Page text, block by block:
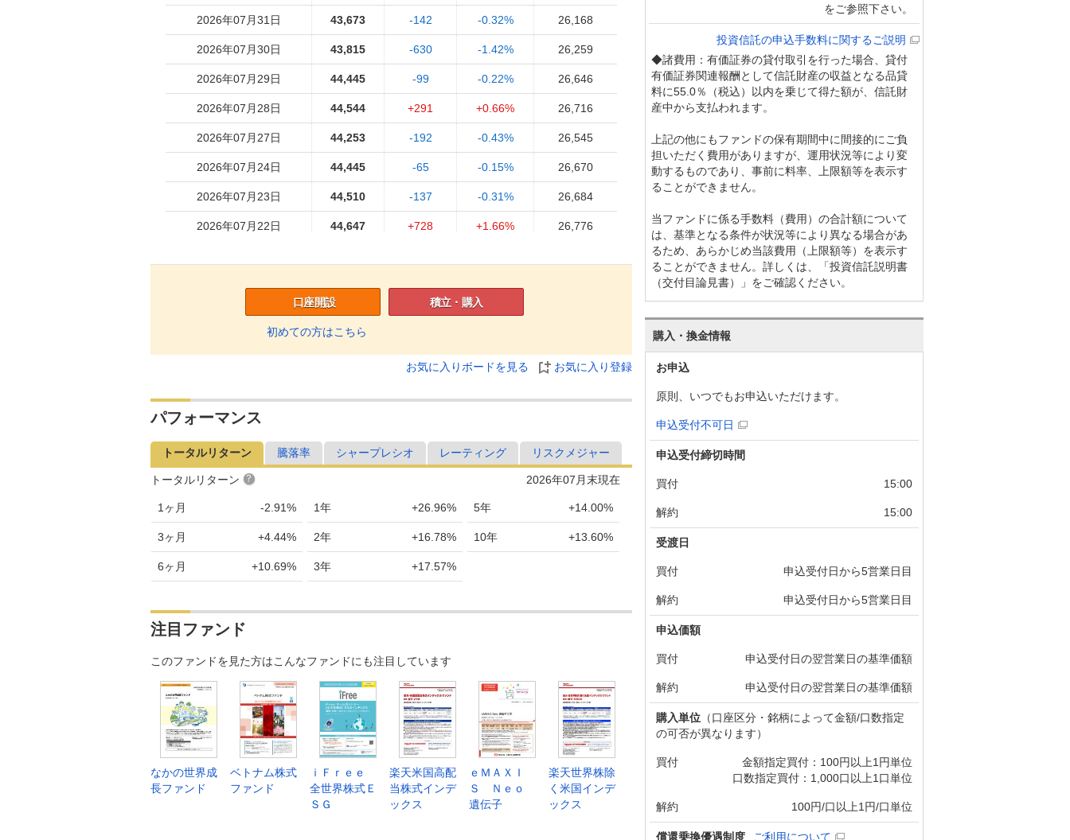
2026年07月31日 43,673 -142 -0.32% 26,168
2026年07月30日 43,815 -630 -1.42% 26,259
2026年07月29日 44,445 -99 -0.22% 26,646
2026年07月28日 44,544 +291 +0.66% 26,716
2026年07月27日 44,253 -192 -0.43% 26,545
2026年07月24日 44,445 -65 -0.15% 26,670
2026年07月23日 44,510 -137 -0.31% 26,684
2026年07月22日 44,647 +728 +1.66% 26,776
2026年07月16日 44,643 +159 +0.36%
-353 -0.79% 26,571
2026年07月13日 44,708 +85 +0.19% 26,764
2026年07月09日 44,250 -344 -0.77% 26,483
2026年07月07日 45,160 +481 +1.08% 27,033
2026年07月06日 44,679 +84 +0.19% 26,745
2026年07月03日 44,595 -527
2026年07月02日 45,122 -225 -0.50% 26,999
2026年07月01日
2026年06月30日 44,981 +433
2026年06月29日 44,548 -69 -0.15% 26,685
2026年06月26日 44,617 +289 +0.65% 26,735
2026年06月25日 44,328 +270 +0.61% 26,568
2026年06月24日 44,058 -678 -1.52% 26,403
口座開設
初めての方はこちら
積立・購入
お気に入りボードを見る お気に入り登録
パフォーマンス
トータルリターン 騰落率 シャープレシオ レーティング リスクメジャー
2026年07月末現在
トータルリターン
1ヶ月 -2.91%
3ヶ月 +4.44%
6ヶ月 +10.69%
1年 +26.96%
2年 +16.78%
3年 +17.57%
5年 +14.00%
10年 +13.60%
注目ファンド
このファンドを見た方はこんなファンドにも注目しています
なかの世界成
長ファンド
ベトナム株式
ファンド
ｉＦｒｅｅ
全世界株式Ｅ
ＳＧ
楽天米国高配
当株式インデ
ックス
ｅＭＡＸＩ
Ｓ Ｎｅｏ
遺伝子
楽天世界株除
く米国インデ
ックス
をご参照下さい。
投資信託の申込手数料に関するご説明
◆諸費用：有価証券の貸付取引を行った場合、貸付
有価証券関連報酬として信託財産の収益となる品貸
料に55.0％（税込）以内を乗じて得た額が、信託財
産中から支払われます。
上記の他にもファンドの保有期間中に間接的にご負
担いただく費用がありますが、運用状況等により変
動するものであり、事前に料率、上限額等を表示す
ることができません。
当ファンドに係る手数料（費用）の合計額について
は、基準となる条件が状況等により異なる場合があ
るため、あらかじめ当該費用（上限額等）を表示す
ることができません。詳しくは、「投資信託説明書
（交付目論見書）」をご確認ください。
購入・換金情報
お申込
原則、いつでもお申込いただけます。
申込受付不可日
申込受付締切時間
買付 15:00
解約 15:00
受渡日
買付 申込受付日から5営業日目
解約 申込受付日から5営業日目
申込価額
買付 申込受付日の翌営業日の基準価額
解約 申込受付日の翌営業日の基準価額
購入単位 （口座区分・銘柄によって金額/口数指定
の可否が異なります）
買付
金額指定買付：100円以上1円単位
口数指定買付：1,000口以上1口単位
解約 100円/口以上1円/口単位
償還乗換優遇制度 ご利用について